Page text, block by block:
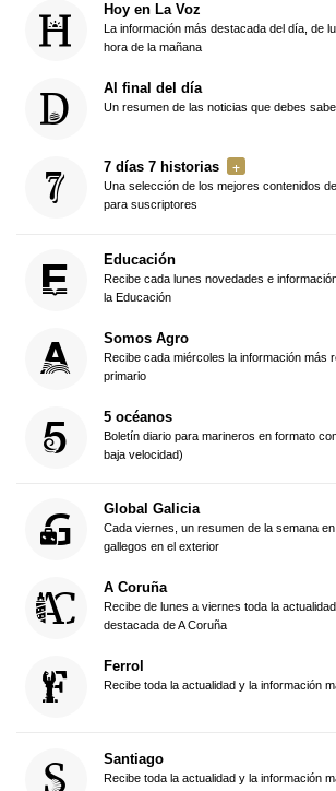
Hoy en La Voz
La información más destacada del día, de
hora de la mañana
Al final del día
Un resumen de las noticias que debes
7 días 7 historias
Una selección de los mejores contenidos
para suscriptores
Educación
Recibe cada lunes novedades e
la Educación
Somos Agro
Recibe cada miércoles la información más
primario
5 océanos
Boletín diario para marineros en formato
baja velocidad)
Global Galicia
Cada viernes, un resumen de la semana
gallegos en el exterior
A Coruña
Recibe de lunes a viernes toda la
destacada de A Coruña
Ferrol
Recibe toda la actualidad y la información
Santiago
Recibe toda la actualidad y la información